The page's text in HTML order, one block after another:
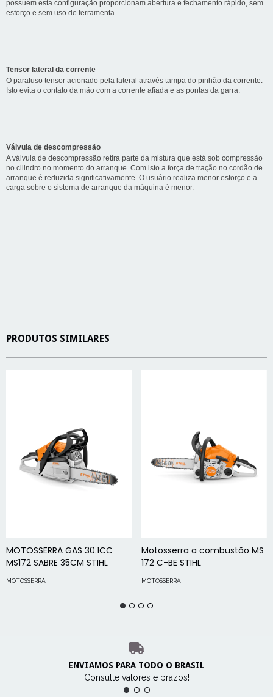
possuem esta configuração proporcionam abertura e fechamento rápido, sem
esforço e sem uso de ferramenta.
Tensor lateral da corrente
O parafuso tensor acionado pela lateral através tampa do pinhão da corrente.
Isto evita o contato da mão com a corrente afiada e as pontas da garra.
Válvula de descompressão
A válvula de descompressão retira parte da mistura que está sob compressão
no cilindro no momento do arranque. Com isto a força de tração no cordão de
arranque é reduzida significativamente. O usuário realiza menor esforço e a
carga sobre o sistema de arranque da máquina é menor.
PRODUTOS SIMILARES
MOTOSSERRA GAS 30.1CC
MS172 SABRE 35CM STIHL
MOTOSSERRA
Motosserra a combustão MS
172 C-BE STIHL
MOTOSSERRA
ENVIAMOS PARA TODO O BRASIL
Consulte valores e prazos!